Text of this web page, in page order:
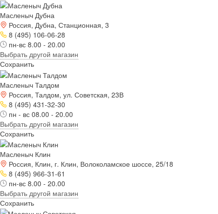
Масленыч Дубна
Россия, Дубна, Станционная, 3
8 (495) 106-06-28
пн-вс 8.00 - 20.00
Выбрать другой магазин
Сохранить
Масленыч Талдом
Россия, Талдом, ул. Советская, 23В
8 (495) 431-32-30
пн - вс 08.00 - 20.00
Выбрать другой магазин
Сохранить
Масленыч Клин
Россия, Клин, г. Клин, Волоколамское шоссе, 25/18
8 (495) 966-31-61
пн-вс 8.00 - 20.00
Выбрать другой магазин
Сохранить